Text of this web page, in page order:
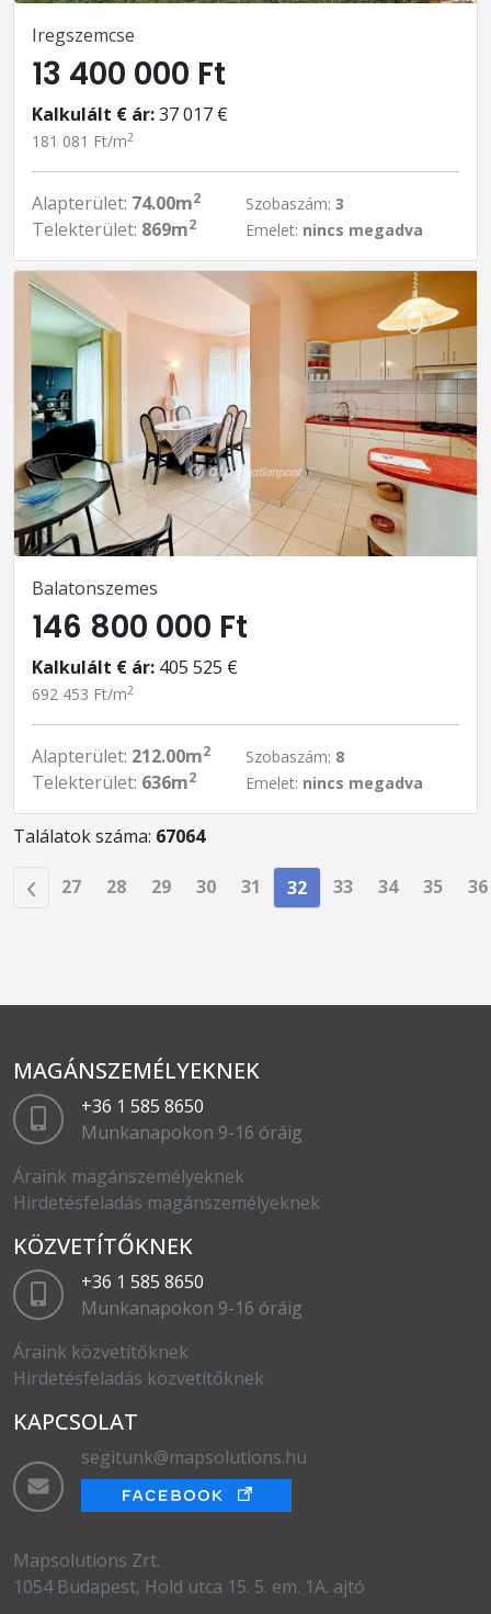
Iregszemcse
13 400 000 Ft
Kalkulált € ár:37 017 €
181 081 Ft/m2
Alapterület: 74.00m2
Telekterület: 869m2
Szobaszám: 3
Emelet: nincs megadva
Balatonszemes
146 800 000 Ft
Kalkulált € ár: 405 525 €
692 453 Ft/m2
Alapterület: 212.00m2
Telekterület: 636m2
Szobaszám: 8
Emelet: nincs megadva
Találatok száma: 67064
27 28 29 30 31 32 33 34 35 36
MAGÁNSZEMÉLYEKNEK
+36 1 585 8650
Munkanapokon 9-16 óráig
Áraink magánszemélyeknek
Hirdetésfeladás magánszemélyeknek
KÖZVETÍTŐKNEK
+36 1 585 8650
Munkanapokon 9-16 óráig
Áraink közvetítőknek
Hirdetésfeladás közvetítőknek
KAPCSOLAT
segitunk@mapsolutions.hu
Mapsolutions Zrt.
1054 Budapest, Hold utca 15. 5. em. 1A. ajtó